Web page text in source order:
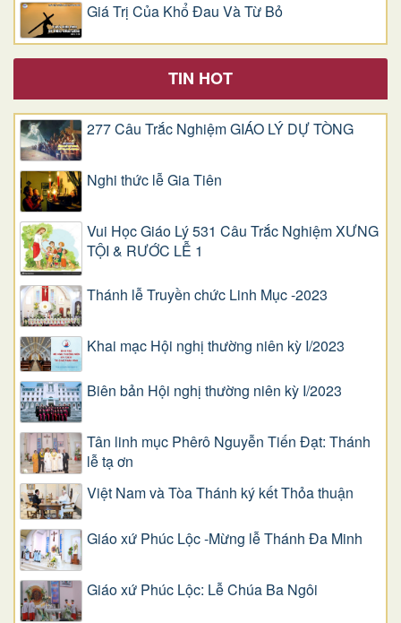
Giá Trị Của Khổ Ðau Và Từ Bỏ
TIN HOT
277 Câu Trắc Nghiệm GIÁO LÝ DỰ TÒNG
Nghi thức lễ Gia Tiên
Vui Học Giáo Lý 531 Câu Trắc Nghiệm XƯNG
TỘI & RƯỚC LỄ 1
Thánh lễ Truyền chức Linh Mục -2023
Khai mạc Hội nghị thường niên kỳ I/2023
Biên bản Hội nghị thường niên kỳ I/2023
Tân linh mục Phêrô Nguyễn Tiến Đạt: Thánh
lễ tạ ơn
Việt Nam và Tòa Thánh ký kết Thỏa thuận
Giáo xứ Phúc Lộc -Mừng lễ Thánh Đa Minh
Giáo xứ Phúc Lộc: Lễ Chúa Ba Ngôi